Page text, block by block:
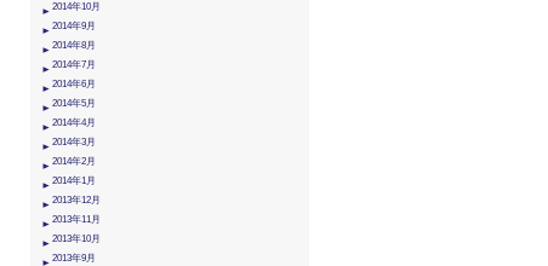
2014年10月
2014年9月
2014年8月
2014年7月
2014年6月
2014年5月
2014年4月
2014年3月
2014年2月
2014年1月
2013年12月
2013年11月
2013年10月
2013年9月